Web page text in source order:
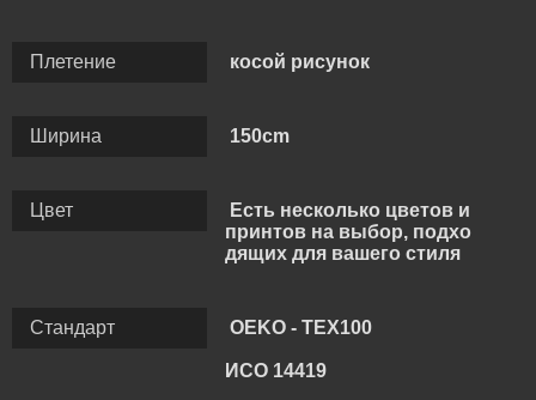
Плетение косой рисунок
Ширина 150cm
Цвет
Есть несколько цветов и
принтов на выбор, подхо
дящих для вашего стиля
Стандарт OEKO - TEX100
ИСО 14419